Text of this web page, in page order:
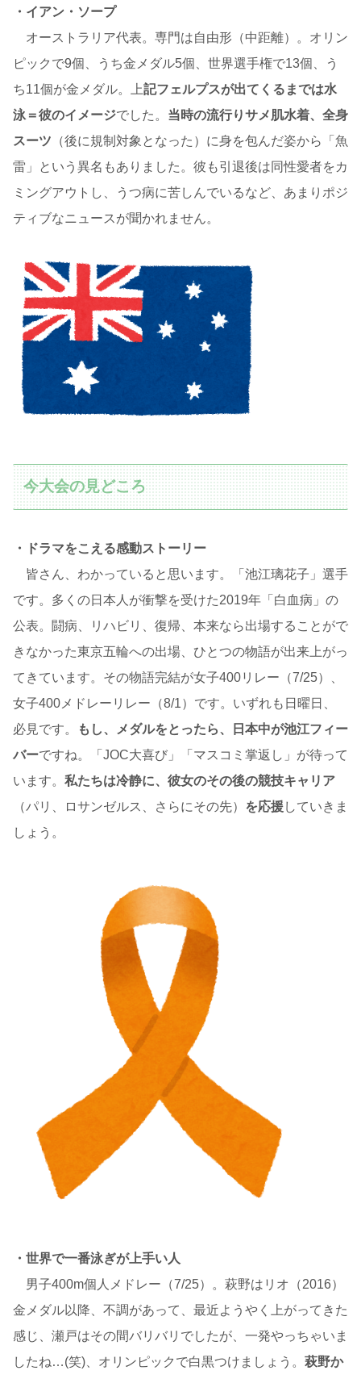
・イアン・ソープ
オーストラリア代表。専門は自由形（中距離）。オリン
ピックで9個、うち金メダル5個、世界選手権で13個、う
ち11個が金メダル。上記フェルプスが出てくるまでは水
泳＝彼のイメージでした。 当時の流行りサメ肌水着、全身
スーツ （後に規制対象となった）に身を包んだ姿から「魚
雷」という異名もありました。彼も引退後は同性愛者をカ
ミングアウトし、うつ病に苦しんでいるなど、あまりポジ
ティブなニュースが聞かれません。
今大会の見どころ
・ドラマをこえる感動ストーリー
皆さん、わかっていると思います。「池江璃花子」選手
です。多くの日本人が衝撃を受けた2019年「白血病」の
公表。闘病、リハビリ、復帰、本来なら出場することがで
きなかった東京五輪への出場、ひとつの物語が出来上がっ
てきています。その物語完結が女子400リレー（7/25）、
女子400メドレーリレー（8/1）です。いずれも日曜日、
必見です。
もし、メダルをとったら、日本中が池江フィー
バーですね。「JOC大喜び」「マスコミ掌返し」が待って
います。 私たちは冷静に、彼女のその後の競技キャリア
（パリ、ロサンゼルス、さらにその先） を応援していきま
しょう。
・世界で一番泳ぎが上手い人
男子400m個人メドレー（7/25）。萩野はリオ（2016）
金メダル以降、不調があって、最近ようやく上がってきた
感じ、瀬戸はその間バリバリでしたが、一発やっちゃいま
したね…(笑)、オリンピックで白黒つけましょう。 萩野か